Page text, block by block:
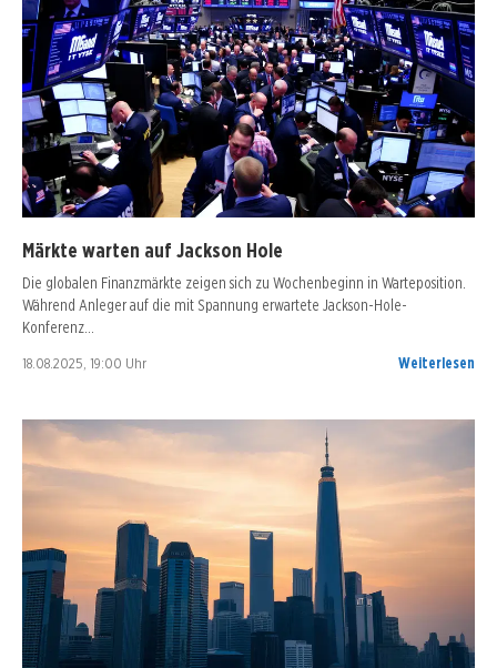
Märkte warten auf Jackson Hole
Die globalen Finanzmärkte zeigen sich zu Wochenbeginn in Warteposition.
Während Anleger auf die mit Spannung erwartete Jackson-Hole-
Konferenz…
18.08.2025, 19:00 Uhr Weiterlesen